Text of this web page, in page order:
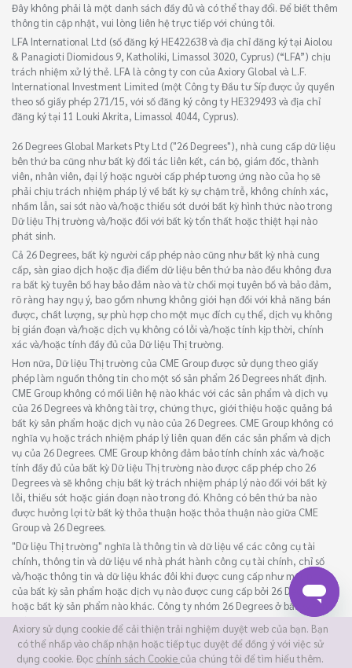
Đây không phải là một danh sách đầy đủ và có thể thay đổi. Để biết thêm
thông tin cập nhật, vui lòng liên hệ trực tiếp với chúng tôi.
LFA International Ltd (số đăng ký HE422638 và địa chỉ đăng ký tại Aiolou
& Panagioti Diomidous 9, Katholiki, Limassol 3020, Cyprus) (“LFA”) chịu
trách nhiệm xử lý thẻ. LFA là công ty con của Axiory Global và L.F.
International Investment Limited (một Công ty Đầu tư Síp được ủy quyền
theo số giấy phép 271/15, với số đăng ký công ty HE329493 và địa chỉ
đăng ký tại 11 Louki Akrita, Limassol 4044, Cyprus).
26 Degrees Global Markets Pty Ltd ("26 Degrees"), nhà cung cấp dữ liệu
bên thứ ba cũng như bất kỳ đối tác liên kết, cán bộ, giám đốc, thành
viên, nhân viên, đại lý hoặc người cấp phép tương ứng nào của họ sẽ
phải chịu trách nhiệm pháp lý về bất kỳ sự chậm trễ, không chính xác,
nhầm lẫn, sai sót nào và/hoặc thiếu sót dưới bất kỳ hình thức nào trong
Dữ liệu Thị trường và/hoặc đối với bất kỳ tổn thất hoặc thiệt hại nào
phát sinh.
Cả 26 Degrees, bất kỳ người cấp phép nào cũng như bất kỳ nhà cung
cấp, sàn giao dịch hoặc địa điểm dữ liệu bên thứ ba nào đều không đưa
ra bất kỳ tuyên bố hay bảo đảm nào và từ chối mọi tuyên bố và bảo đảm,
rõ ràng hay ngụ ý, bao gồm nhưng không giới hạn đối với khả năng bán
được, chất lượng, sự phù hợp cho một mục đích cụ thể, dịch vụ không
bị gián đoạn và/hoặc dịch vụ không có lỗi và/hoặc tính kịp thời, chính
xác và/hoặc tính đầy đủ của Dữ liệu Thị trường.
Hơn nữa, Dữ liệu Thị trường của CME Group được sử dụng theo giấy
phép làm nguồn thông tin cho một số sản phẩm 26 Degrees nhất định.
CME Group không có mối liên hệ nào khác với các sản phẩm và dịch vụ
của 26 Degrees và không tài trợ, chứng thực, giới thiệu hoặc quảng bá
bất kỳ sản phẩm hoặc dịch vụ nào của 26 Degrees. CME Group không có
nghĩa vụ hoặc trách nhiệm pháp lý liên quan đến các sản phẩm và dịch
vụ của 26 Degrees. CME Group không đảm bảo tính chính xác và/hoặc
tính đầy đủ của bất kỳ Dữ liệu Thị trường nào được cấp phép cho 26
Degrees và sẽ không chịu bất kỳ trách nhiệm pháp lý nào đối với bất kỳ
lỗi, thiếu sót hoặc gián đoạn nào trong đó. Không có bên thứ ba nào
được hưởng lợi từ bất kỳ thỏa thuận hoặc thỏa thuận nào giữa CME
Group và 26 Degrees.
"Dữ liệu Thị trường" nghĩa là thông tin và dữ liệu về các công cụ tài
chính, thông tin và dữ liệu về nhà phát hành công cụ tài chính, chỉ số
và/hoặc thông tin và dữ liệu khác đôi khi được cung cấp như một phần
của bất kỳ sản phẩm hoặc dịch vụ nào được cung cấp bởi 26 Degrees
hoặc bất kỳ sản phẩm nào khác. Công ty nhóm 26 Degrees ở bất kỳ tần
suất cập nhật nào.
©2026 Axiory Global Limited sở hữu và điều hành trang web này.
Axiory sử dụng cookie để cải thiện trải nghiệm duyệt web của bạn. Bạn
có thể nhấp vào chấp nhận hoặc tiếp tục duyệt để đồng ý với việc sử
dụng cookie. Đọc chính sách Cookie của chúng tôi để tìm hiểu thêm.